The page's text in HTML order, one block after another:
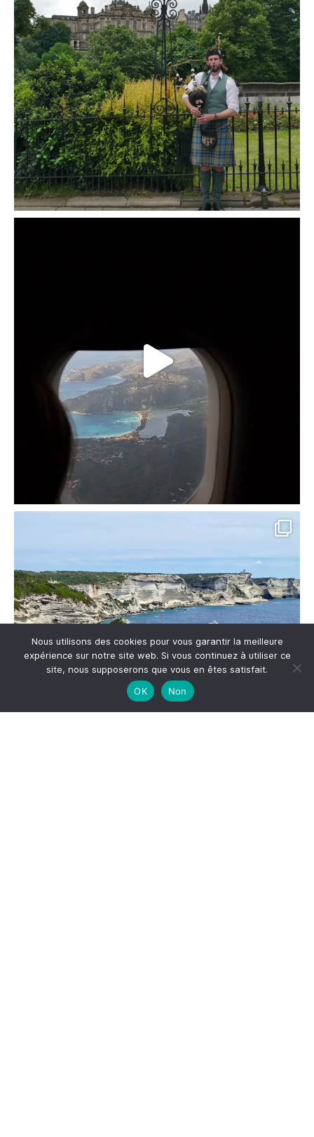
Nous utilisons des cookies pour vous garantir la meilleure
expérience sur notre site web. Si vous continuez à utiliser ce
site, nous supposerons que vous en êtes satisfait.
OK
Non